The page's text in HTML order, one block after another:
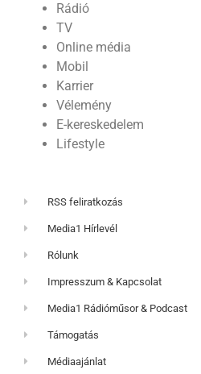
Rádió
TV
Online média
Mobil
Karrier
Vélemény
E-kereskedelem
Lifestyle
RSS feliratkozás
Media1 Hírlevél
Rólunk
Impresszum & Kapcsolat
Media1 Rádióműsor & Podcast
Támogatás
Médiaajánlat